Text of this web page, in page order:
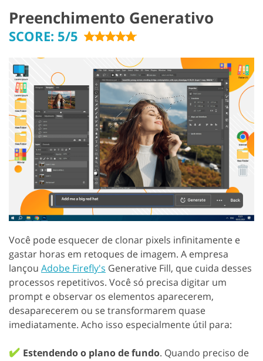
Preenchimento Generativo
SCORE: 5/5
Você pode esquecer de clonar pixels infinitamente e
gastar horas em retoques de imagem. A empresa
lançou Adobe Firefly's Generative Fill, que cuida desses
processos repetitivos. Você só precisa digitar um
prompt e observar os elementos aparecerem,
desaparecerem ou se transformarem quase
imediatamente. Acho isso especialmente útil para:
✔️ Estendendo o plano de fundo. Quando preciso de